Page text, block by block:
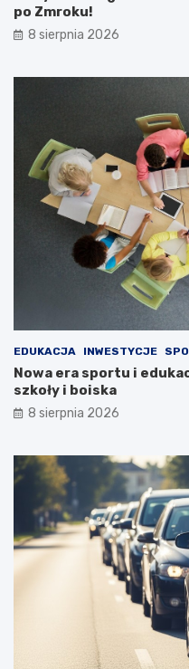
po Zmroku!
8 sierpnia 2026
EDUKACJA INWESTYCJE
Nowa era sportu i
szkoły i boiska
8 sierpnia 2026